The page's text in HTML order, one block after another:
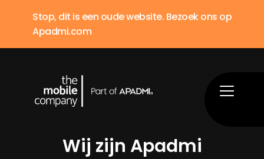
Stop, dit is een oude website. Bezoek ons op
Apadmi.com
5
Wij zijn Apadmi